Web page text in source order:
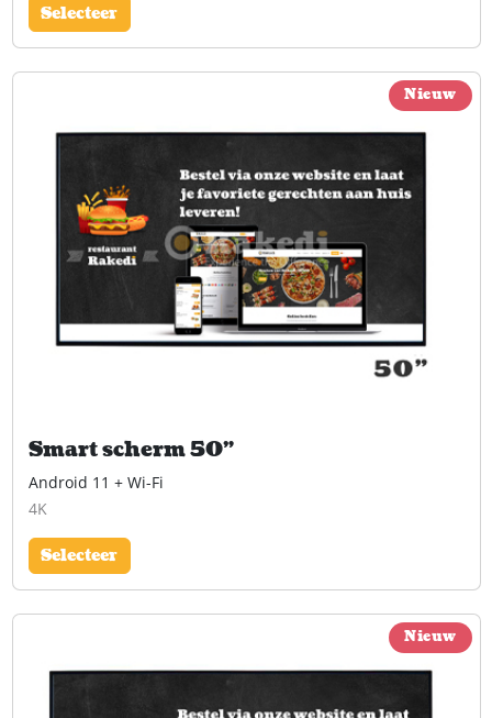
Selecteer
Nieuw
Smart scherm 50"
Android 11 + Wi-Fi
4K
Selecteer
Nieuw